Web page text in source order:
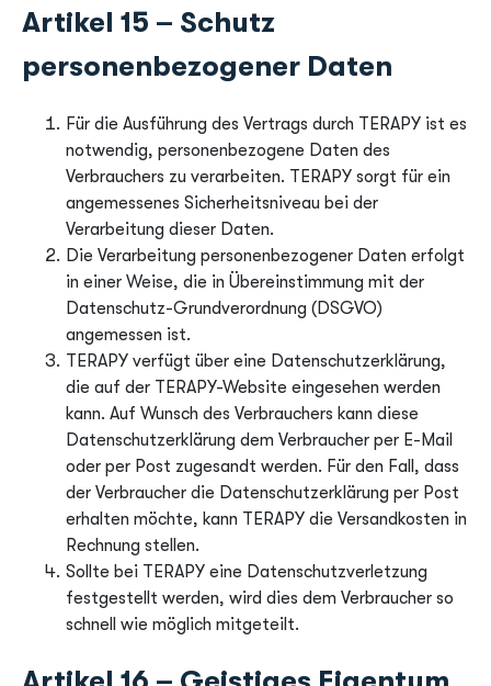
Artikel 15 – Schutz
personenbezogener Daten
Für die Ausführung des Vertrags durch TERAPY ist es
notwendig, personenbezogene Daten des
Verbrauchers zu verarbeiten. TERAPY sorgt für ein
angemessenes Sicherheitsniveau bei der
Verarbeitung dieser Daten.
Die Verarbeitung personenbezogener Daten erfolgt
in einer Weise, die in Übereinstimmung mit der
Datenschutz-Grundverordnung (DSGVO)
angemessen ist.
TERAPY verfügt über eine Datenschutzerklärung,
die auf der TERAPY-Website eingesehen werden
kann. Auf Wunsch des Verbrauchers kann diese
Datenschutzerklärung dem Verbraucher per E-Mail
oder per Post zugesandt werden. Für den Fall, dass
der Verbraucher die Datenschutzerklärung per Post
erhalten möchte, kann TERAPY die Versandkosten in
Rechnung stellen.
Sollte bei TERAPY eine Datenschutzverletzung
festgestellt werden, wird dies dem Verbraucher so
schnell wie möglich mitgeteilt.